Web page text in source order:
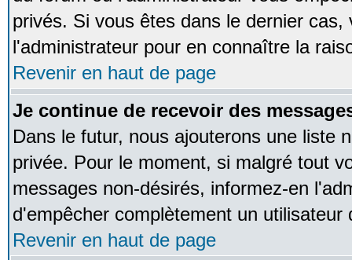
privés. Si vous êtes dans le dernier
l'administrateur pour en connaître la
Revenir en haut de page
Je continue de recevoir des
Dans le futur, nous ajouterons une liste
privée. Pour le moment, si malgré tout
messages non-désirés, informez-en
d'empêcher complètement un
Revenir en haut de page